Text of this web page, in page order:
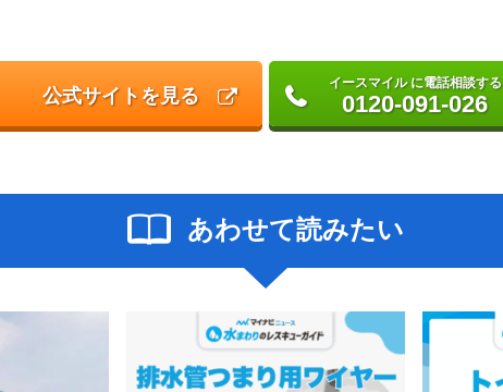
公式サイトを見る
イースマイル に電話相談する
0120-091-026
あわせて読みたい